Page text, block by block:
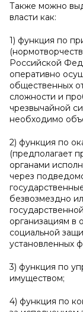
Также можно
власти как:
1) функция по
Российской
оперативно
общественных
сложности и
чрезвычайной
необходимо
2) функция по
(предполагает
органами
через
безвозмездно
организациям в
социальной
установленных
3) функция по
имуществом;
4) функция по